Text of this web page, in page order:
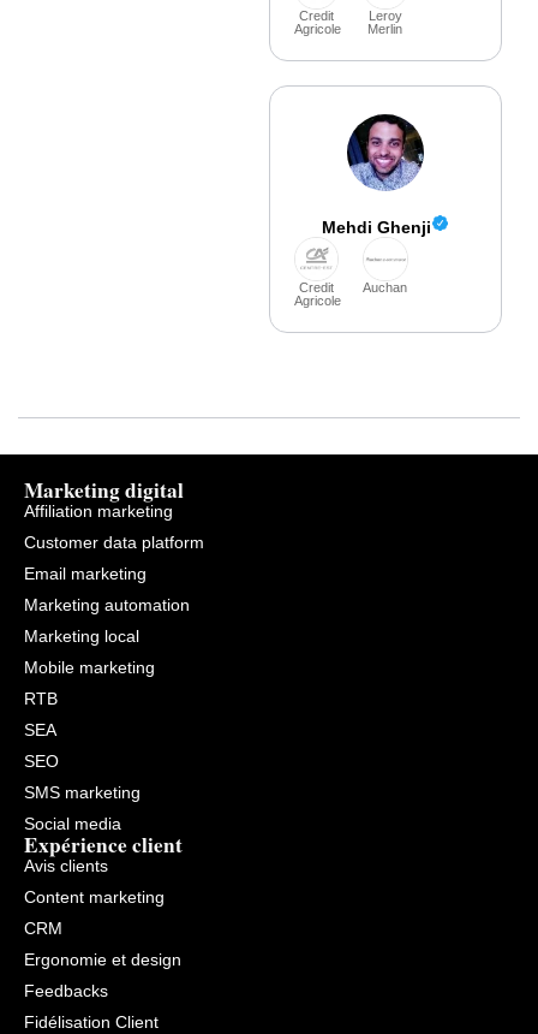
Credit
Agricole
Leroy
Merlin
Mehdi Ghenji
Credit
Agricole
Auchan
Marketing digital
Affiliation marketing
Customer data platform
Email marketing
Marketing automation
Marketing local
Mobile marketing
RTB
SEA
SEO
SMS marketing
Social media
Expérience client
Avis clients
Content marketing
CRM
Ergonomie et design
Feedbacks
Fidélisation Client